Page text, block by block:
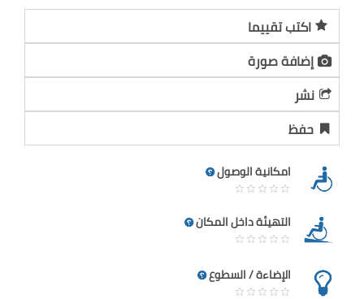
اكتب تقييما
إضافة صورة
نشر
حفظ
امكانية الوصول
التهيئة داخل المكان
الإضاءة / السطوع